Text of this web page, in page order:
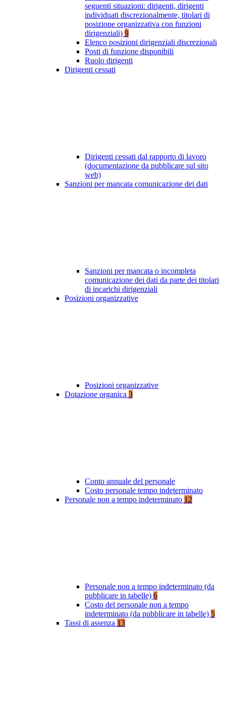
seguenti situazioni: dirigenti, dirigenti
individuati discrezionalmente, titolari di
posizione organizzativa con funzioni
dirigenziali) 9
Elenco posizioni dirigenziali discrezionali
Posti di funzione disponibili
Ruolo dirigenti
Dirigenti cessati
Dirigenti cessati dal rapporto di lavoro
(documentazione da pubblicare sul sito
web)
Sanzioni per mancata comunicazione dei dati
Sanzioni per mancata o incompleta
comunicazione dei dati da parte dei titolari
di incarichi dirigenziali
Posizioni organizzative
Posizioni organizzative
Dotazione organica 3
Conto annuale del personale
Costo personale tempo indeterminato
Personale non a tempo indeterminato 12
Personale non a tempo indeterminato (da
pubblicare in tabelle) 6
Costo del personale non a tempo
indeterminato (da pubblicare in tabelle) 5
Tassi di assenza 13